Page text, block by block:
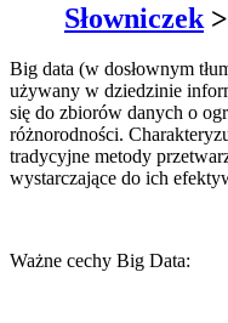
Słowniczek
Big data (w dosłownym
używany w dziedzinie
się do zbiorów danych o
różnorodności.
tradycyjne metody
wystarczające do ich
Ważne cechy Big Data: